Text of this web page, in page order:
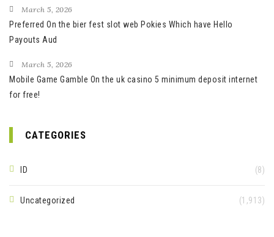
March 5, 2026
Preferred On the bier fest slot web Pokies Which have Hello
Payouts Aud
March 5, 2026
Mobile Game Gamble On the uk casino 5 minimum deposit internet
for free!
CATEGORIES
ID (8)
Uncategorized (1,913)